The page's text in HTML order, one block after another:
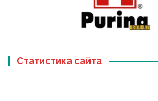
Статистика сайта